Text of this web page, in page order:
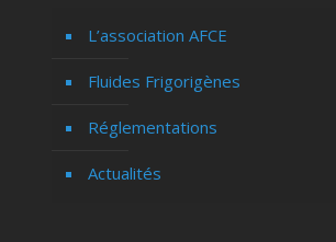
L’association AFCE
Fluides Frigorigènes
Réglementations
Actualités